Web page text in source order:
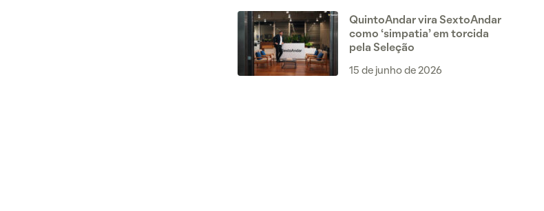
QuintoAndar vira SextoAndar
como ‘simpatia’ em torcida
pela Seleção
15 de junho de 2026